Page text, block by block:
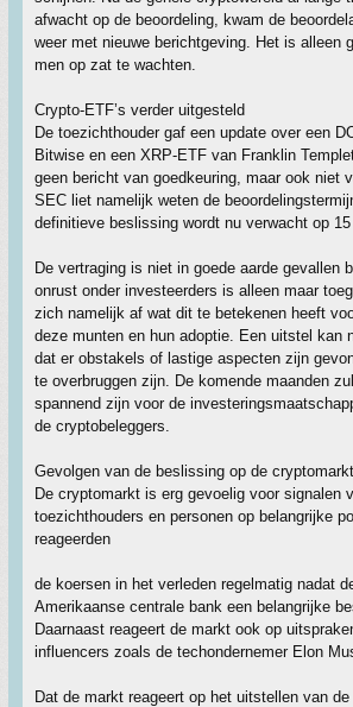
afwacht op de beoordeling, kwam de
weer met nieuwe berichtgeving. Het is alleen
men op zat te wachten.
Crypto-ETF’s verder uitgesteld
De toezichthouder gaf een update over een
Bitwise en een XRP-ETF van Franklin
geen bericht van goedkeuring, maar ook niet
SEC liet namelijk weten de
definitieve beslissing wordt nu verwacht op
De vertraging is niet in goede aarde gevallen
onrust onder investeerders is alleen maar
zich namelijk af wat dit te betekenen heeft
deze munten en hun adoptie. Een uitstel kan
dat er obstakels of lastige aspecten zijn
te overbruggen zijn. De komende maanden
spannend zijn voor de
de cryptobeleggers.
Gevolgen van de beslissing op de cryptomarkt
De cryptomarkt is erg gevoelig voor signalen
toezichthouders en personen op belangrijke
reageerden
de koersen in het verleden regelmatig nadat
Amerikaanse centrale bank een belangrijke
Daarnaast reageert de markt ook op
influencers zoals de techondernemer Elon
Dat de markt reageert op het uitstellen van